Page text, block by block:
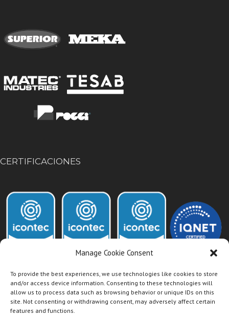
Manage Cookie Consent
To provide the best experiences, we use technologies like cookies to store
and/or access device information. Consenting to these technologies will
allow us to process data such as browsing behavior or unique IDs on this
site. Not consenting or withdrawing consent, may adversely affect certain
features and functions.
CERTIFICACIONES
Acceso Intranet Dismet